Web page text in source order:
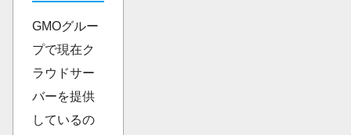
GMOグルー
プで現在ク
ラウドサー
バーを提供
しているの